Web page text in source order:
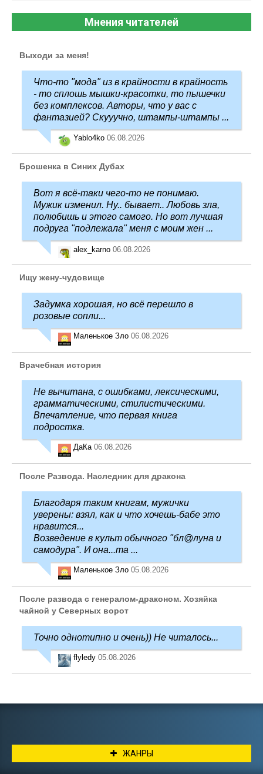
Мнения читателей
Выходи за меня!
Что-то "мода" из в крайности в крайность
- то сплошь мышки-красотки, то пышечки
без комплексов. Авторы, что у вас с
фантазией? Скууучно, штампы-штампы ...
Yablo4ko 06.08.2026
Брошенка в Синих Дубах
Вот я всё-таки чего-то не понимаю.
Мужик изменил. Ну.. бывает.. Любовь зла,
полюбишь и этого самого. Но вот лучшая
подруга "подлежала" меня с моим жен ...
alex_karno 06.08.2026
Ищу жену-чудовище
Задумка хорошая, но всё перешло в
розовые сопли...
Маленькое Зло 06.08.2026
Врачебная история
Не вычитана, с ошибками, лексическими,
грамматическими, стилистическими.
Впечатление, что первая книга
подростка.
ДаКа 06.08.2026
После Развода. Наследник для дракона
Благодаря таким книгам, мужички
уверены: взял, как и что хочешь-бабе это
нравится...
Возведение в культ обычного "бл@луна и
самодура". И она...та ...
Маленькое Зло 05.08.2026
После развода с генералом-драконом. Хозяйка
чайной у Северных ворот
Точно однотипно и очень)) Не читалось...
flyledy 05.08.2026
ЖАНРЫ